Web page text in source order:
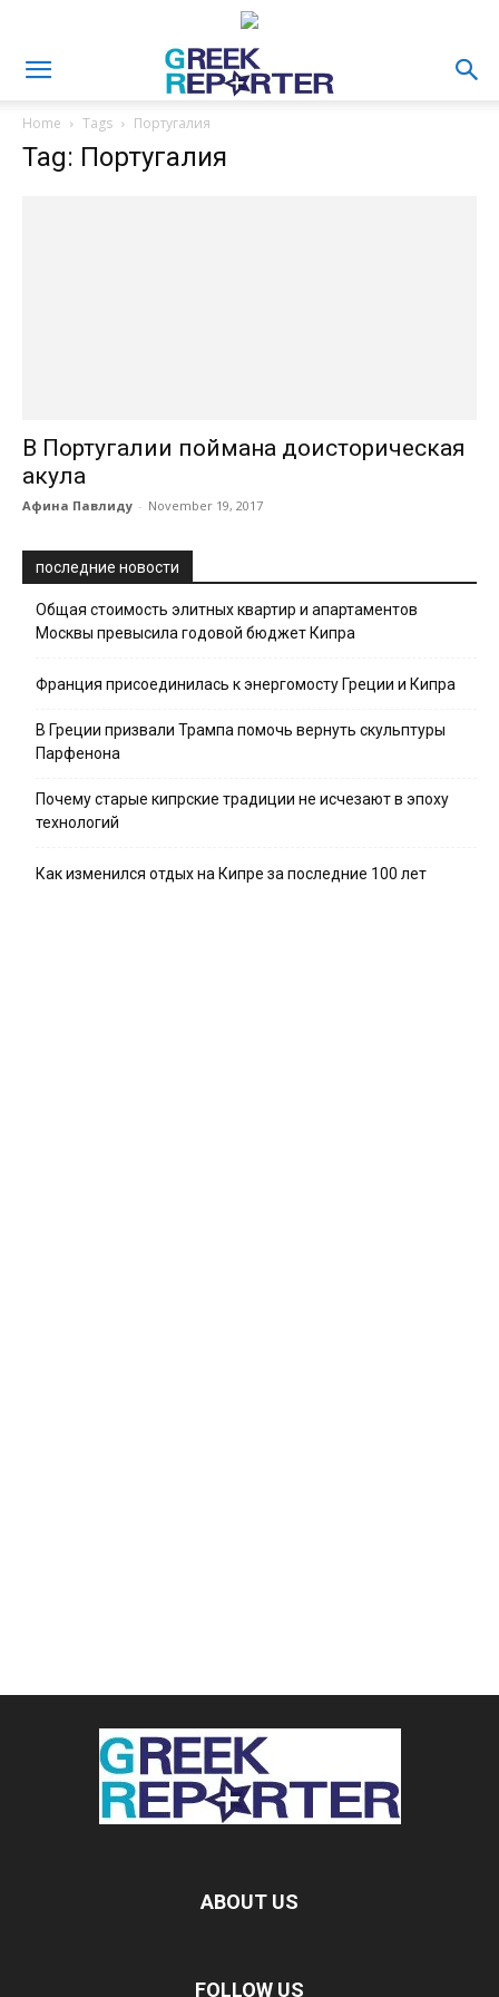
Home Tags Португалия
Tag: Португалия
В Португалии поймана доисторическая
акула
Афина Павлиду - November 19, 2017
последние новости
Общая стоимость элитных квартир и апартаментов
Москвы превысила годовой бюджет Кипра
Франция присоединилась к энергомосту Греции и Кипра
В Греции призвали Трампа помочь вернуть скульптуры
Парфенона
Почему старые кипрские традиции не исчезают в эпоху
технологий
Как изменился отдых на Кипре за последние 100 лет
ABOUT US
FOLLOW US